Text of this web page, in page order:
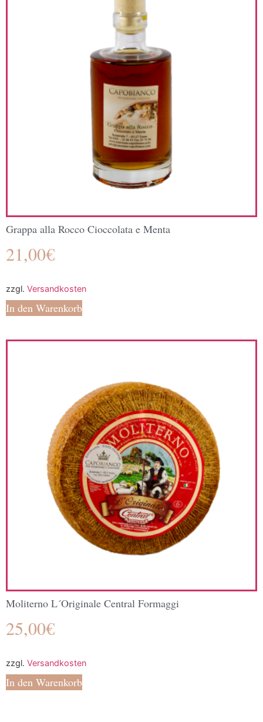
Grappa alla Rocco Cioccolata e Menta
21,00€
zzgl. Versandkosten
In den Warenkorb
Moliterno L´Originale Central Formaggi
25,00€
zzgl. Versandkosten
In den Warenkorb